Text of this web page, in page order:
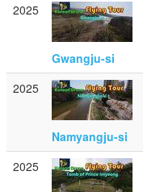
2025
Gwangju-si
2025
Namyangju-si
2025